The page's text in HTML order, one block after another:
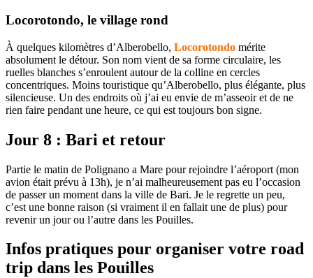
Locorotondo, le village rond
À quelques kilomètres d’Alberobello, Locorotondo mérite
absolument le détour. Son nom vient de sa forme circulaire, les
ruelles blanches s’enroulent autour de la colline en cercles
concentriques. Moins touristique qu’Alberobello, plus élégante, plus
silencieuse. Un des endroits où j’ai eu envie de m’asseoir et de ne
rien faire pendant une heure, ce qui est toujours bon signe.
Jour 8 : Bari et retour
Partie le matin de Polignano a Mare pour rejoindre l’aéroport (mon
avion était prévu à 13h), je n’ai malheureusement pas eu l’occasion
de passer un moment dans la ville de Bari. Je le regrette un peu,
c’est une bonne raison (si vraiment il en fallait une de plus) pour
revenir un jour ou l’autre dans les Pouilles.
Infos pratiques pour organiser votre road
trip dans les Pouilles